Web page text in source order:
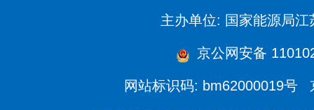
主办单位: 国家能源局江
京公网安备
网站标识码: bm62000019号